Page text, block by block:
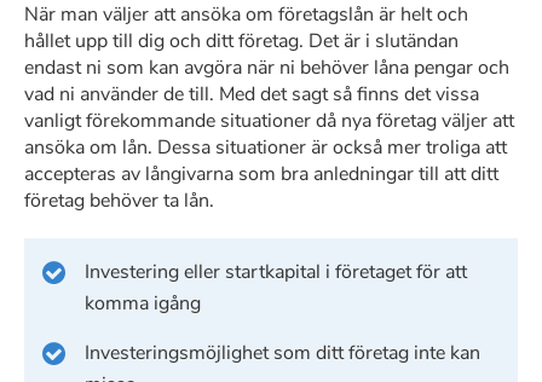
När man väljer att ansöka om företagslån är helt och
hållet upp till dig och ditt företag. Det är i slutändan
endast ni som kan avgöra när ni behöver låna pengar och
vad ni använder de till. Med det sagt så finns det vissa
vanligt förekommande situationer då nya företag väljer att
ansöka om lån. Dessa situationer är också mer troliga att
accepteras av långivarna som bra anledningar till att ditt
företag behöver ta lån.
Investering eller startkapital i företaget för att
komma igång
Investeringsmöjlighet som ditt företag inte kan